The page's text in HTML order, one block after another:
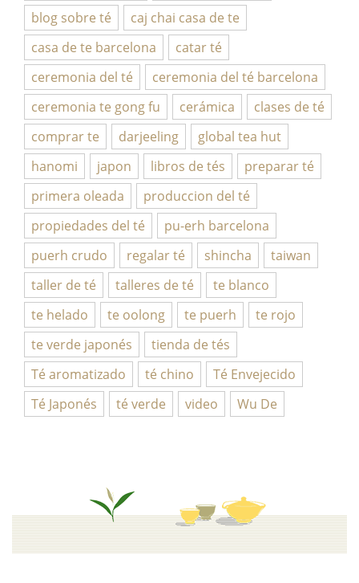
blog sobre té
caj chai casa de te
casa de te barcelona
catar té
ceremonia del té
ceremonia del té barcelona
ceremonia te gong fu
cerámica
clases de té
comprar te
darjeeling
global tea hut
hanomi
japon libros de tés
preparar té
primera oleada
produccion del té
propiedades del té
pu-erh barcelona
puerh crudo
regalar té shincha
taiwan
taller de té
talleres de té
te blanco
te helado
te oolong te puerh
te rojo
te verde japonés
tienda de tés
Té aromatizado
té chino
Té Envejecido
Té Japonés
té verde video Wu De